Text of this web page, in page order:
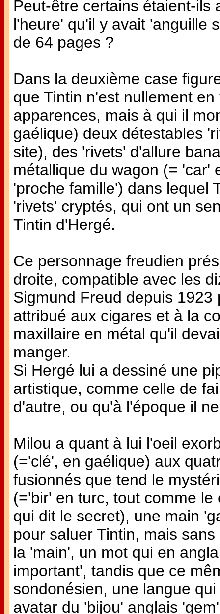
Peut-être certains étaient-ils
l'heure' qu'il y avait 'anguille
de 64 pages ?
Dans la deuxième case
que Tintin n'est nullement
apparences, mais à qui il
gaélique) deux détestables
site), des 'rivets' d'allure
métallique du wagon (= 'car'
'proche famille') dans lequel
'rivets' cryptés, qui ont un
Tintin d'Hergé.
Ce personnage freudien
droite, compatible avec les
Sigmund Freud depuis
attribué aux cigares et à la
maxillaire en métal qu'il
manger.
Si Hergé lui a dessiné une
artistique, comme celle de
d'autre, ou qu'à l'époque il
Milou a quant à lui l'oeil
(='clé', en gaélique) aux
fusionnés que tend le
(='bir' en turc, tout comme
qui dit le secret), une main
pour saluer Tintin, mais
la 'main', un mot qui en
important', tandis que ce
sondonésien, une langue
avatar du 'bijou' anglais